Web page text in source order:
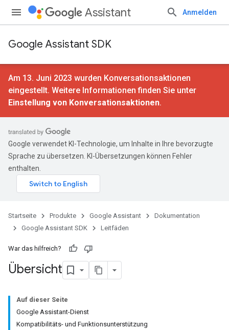
Assistant Anmelden
Google Assistant SDK
Am 13. Juni 2023 wurden Konversationsaktionen
eingestellt. Weitere Informationen finden Sie unter
Einstellung von Konversationsaktionen.
Google verwendet KI-Technologie, um Inhalte in Ihre bevorzugte
Sprache zu übersetzen. KI-Übersetzungen können Fehler
enthalten.
Startseite Produkte Google Assistant
Dokumentation
Google Assistant SDK
Leitfäden
War das hilfreich?
Übersicht
Auf dieser Seite
Google Assistant-Dienst
Kompatibilitäts- und Funktionsunterstützung